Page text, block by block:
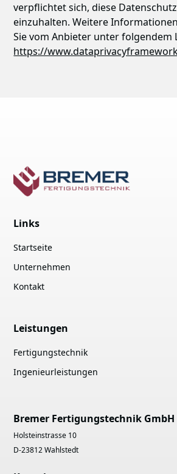
verpflichtet sich, diese
einzuhalten. Weitere
Sie vom Anbieter unter folgendem
https://
Bremer Fertigungstechnik GmbH
Holsteinstrasse 10
D-23812 Wahlstedt
Links
Startseite
Unternehmen
Kontakt
Leistungen
Fertigungstechnik
Ingenieurleistungen